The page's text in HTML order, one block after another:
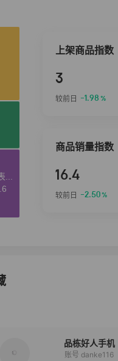
上架商品指数
3
较前日 -1.98 %
商品销量指数
16.4
较前日 -2.50%
品栋好人手机
账号 danke116